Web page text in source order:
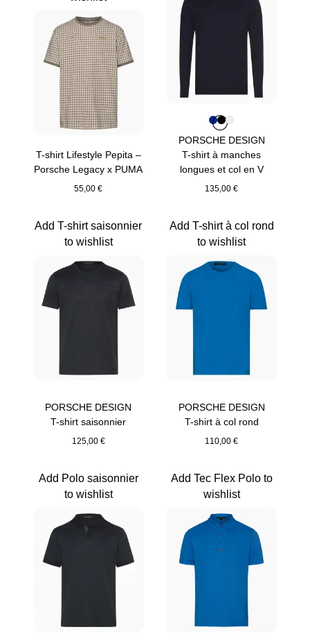
T-shirt Lifestyle Pepita –
Porsche Legacy x PUMA
55,00 €
PORSCHE DESIGN
T-shirt à manches
longues et col en V
135,00 €
Couleur
Couleur
Couleur
Couleur
PORSCHE DESIGN
T-shirt saisonnier
125,00 €
Add T-shirt saisonnier
to wishlist
PORSCHE DESIGN
T-shirt à col rond
110,00 €
Add T-shirt à col rond
to wishlist
Add Polo saisonnier
to wishlist
Add Tec Flex Polo to
wishlist